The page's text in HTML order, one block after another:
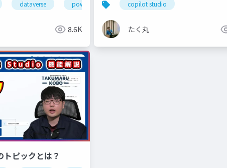
dataverse powerplatform jppc2022
8.6K
copilot studio
たく丸
ピックとは？